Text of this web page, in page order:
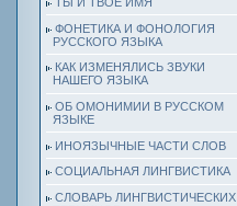
ФОНЕТИКА И ФОНОЛОГИЯ
РУССКОГО ЯЗЫКА
КАК ИЗМЕНЯЛИСЬ ЗВУКИ
НАШЕГО ЯЗЫКА
ОБ ОМОНИМИИ В РУССКОМ
ЯЗЫКЕ
ИНОЯЗЫЧНЫЕ ЧАСТИ СЛОВ
СОЦИАЛЬНАЯ ЛИНГВИСТИКА
СЛОВАРЬ ЛИНГВИСТИЧЕСКИХ